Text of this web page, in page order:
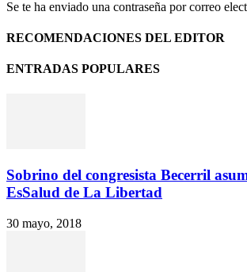
Se te ha enviado una contraseña por correo
RECOMENDACIONES DEL EDITOR
ENTRADAS POPULARES
Sobrino del congresista Becerril
EsSalud de La Libertad
30 mayo, 2018